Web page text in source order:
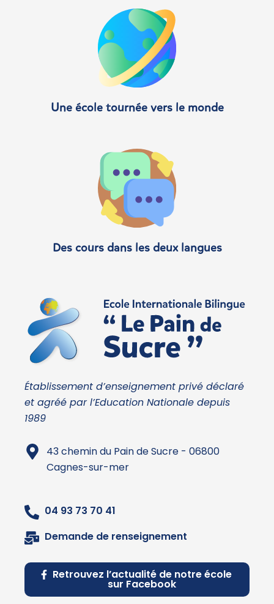
Une école tournée vers le monde
Des cours dans les deux langues
Établissement d’enseignement privé déclaré
et agréé par l’Education Nationale depuis
1989
43 chemin du Pain de Sucre - 06800
Cagnes-sur-mer
04 93 73 70 41
Demande de renseignement
Retrouvez l’actualité de notre école
sur Facebook